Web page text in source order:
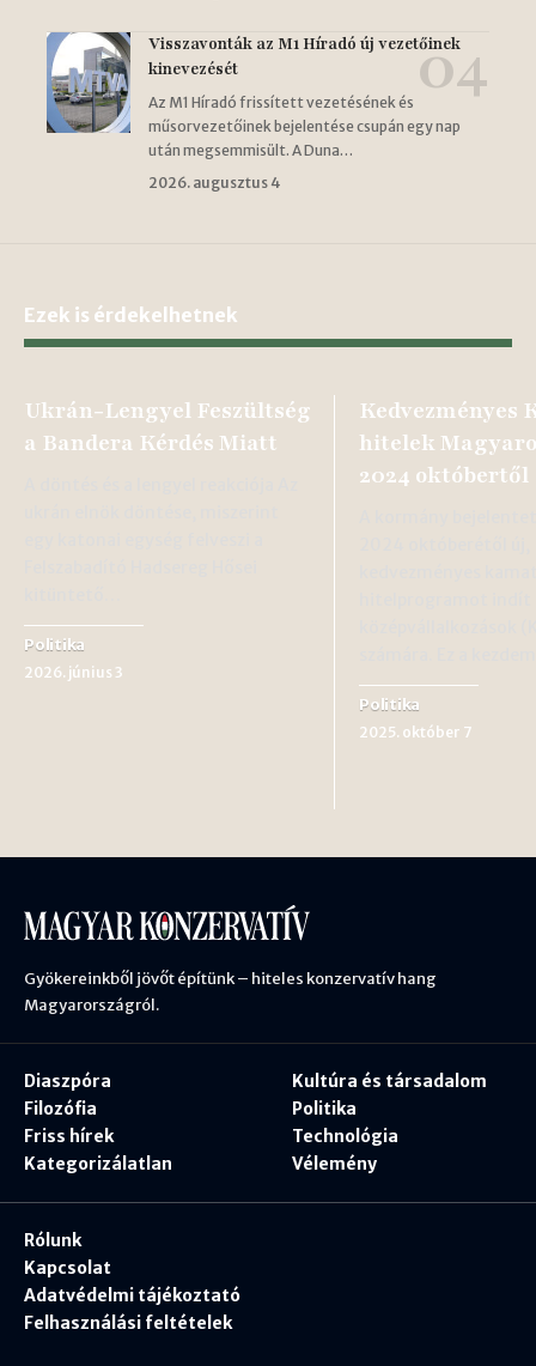
Visszavonták az M1 Híradó új vezetőinek
kinevezését
Az M1 Híradó frissített vezetésének és
műsorvezetőinek bejelentése csupán egy nap
után megsemmisült. A Duna…
2026. augusztus 4
Ezek is érdekelhetnek
Ukrán-Lengyel Feszültség
a Bandera Kérdés Miatt
Politika
2026. június 3
Kedvezményes
hitelek
2024 októbertől
Politika
2025. október 7
Gyökereinkből jövőt építünk – hiteles konzervatív hang
Magyarországról.
Diaszpóra
Filozófia
Friss hírek
Kategorizálatlan
Kultúra és társadalom
Politika
Technológia
Vélemény
Rólunk
Kapcsolat
Adatvédelmi tájékoztató
Felhasználási feltételek